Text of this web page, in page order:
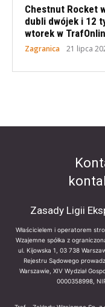
Chestnut Rocket
dubli dwójek i 12
wtorek w
Zagranica 21 lipca
Zasady Ligii
Właścicielem i operatorem
Wzajemne spółka z
ul. Kijowska 1, 03 738
Rejestru Sądowego
Warszawie, XIV Wydział
0000358998,